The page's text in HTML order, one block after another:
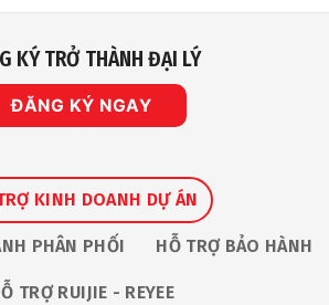
KÝ TRỞ THÀNH ĐẠI LÝ
ĐĂNG KÝ NGAY
KINH DOANH DỰ ÁN
PHÂN PHỐI HỖ TRỢ BẢO HÀNH
TRỢ RUIJIE - REYEE